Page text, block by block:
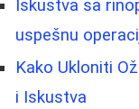
Iskustva sa
uspešnu
Kako Ukloniti
i Iskustva